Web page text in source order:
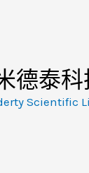
德泰科
Scientific